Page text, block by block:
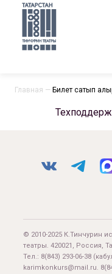
Главная — Билет сатып
© 2010-2025 К.Тинчурин
театры. 420021, Россия,
Тел.: 8(843) 293-06-38
karimkonkurs@mail.ru.